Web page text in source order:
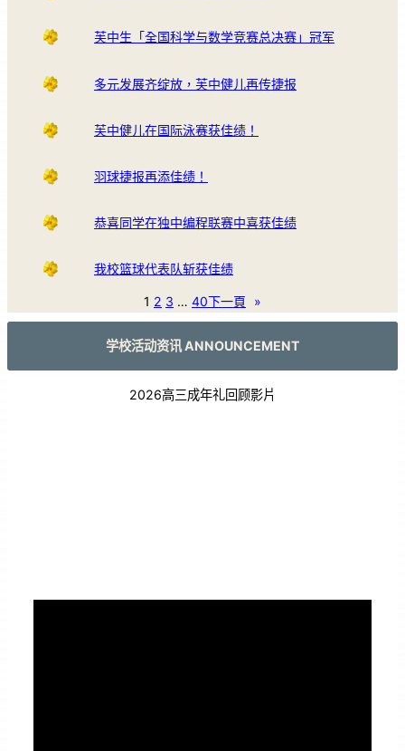
芙中生「全国科学与数学竞赛总决赛」冠军
多元发展齐绽放，芙中健儿再传捷报
芙中健儿在国际泳赛获佳绩！
羽球捷报再添佳绩！
恭喜同学在独中编程联赛中喜获佳绩
我校篮球代表队斩获佳绩
1 2 3 … 40下一頁 »
学校活动资讯 ANNOUNCEMENT
2026高三成年礼回顾影片